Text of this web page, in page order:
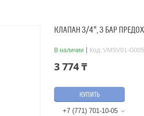
КЛАПАН 3/4", 3 БАР
В наличии Код: VMSV01-
3 774 ₸
КУПИТЬ
+7 (771) 701-10-05